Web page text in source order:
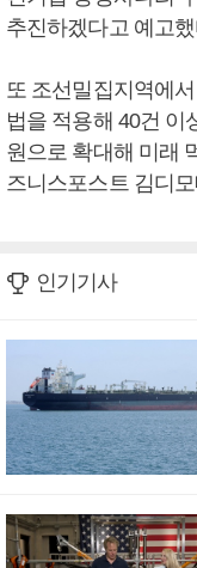
추진하겠다고 예고
또 조선밀집지역에
법을 적용해 40건 이
원으로 확대해 미래
즈니스포스트 김디
인기기사